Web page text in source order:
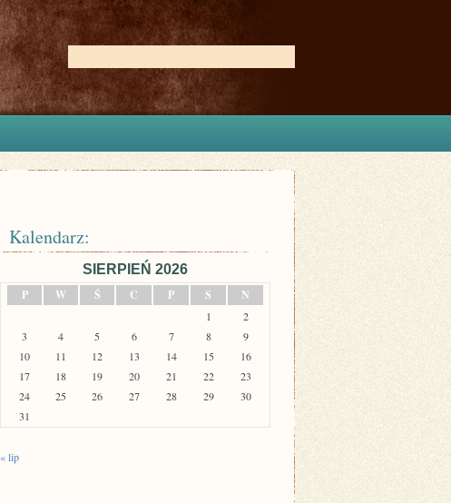
Kalendarz:
SIERPIEŃ 2026
P
W Ś C P S N
1
2
3
4 5 6 7 8
9
10
11 12 13 14 15
16
17
18 19 20 21 22
23
24
25 26 27 28 29
30
31
« lip